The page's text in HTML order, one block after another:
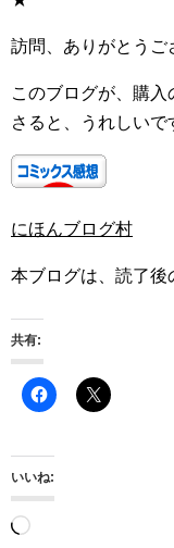
訪問、ありがとう
このブログが、購
さると、うれしい
にほんブログ村
本ブログは、読了後
共有:
いいね:
読